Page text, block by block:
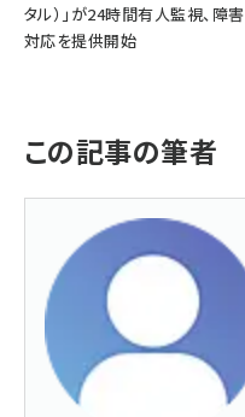
タル）」が24時間有人監視、障害
対応を提供開始
この記事の筆者